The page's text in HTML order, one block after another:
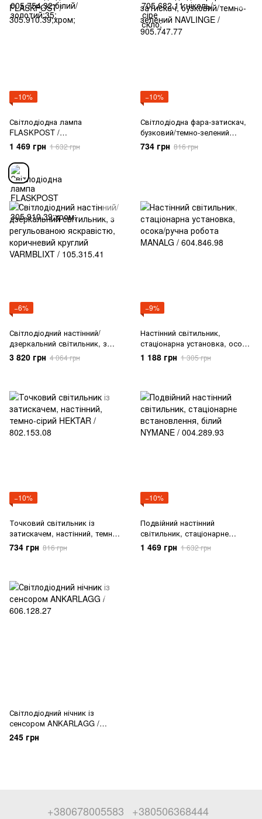
−10%
Світлодіодна лампа
FLASKPOST /
305.910.39;хром;
1 469 грн 1 632 грн
−10%
Світлодіодна фара-затискач,
бузковий/темно-зелений
NAVLINGE / 905.747.77
734 грн 816 грн
−6%
Світлодіодний настінний/
дзеркальний світильник, з
регульованою яскравістю,
коричневий круглий
3 820 грн 4 064 грн
−9%
Настінний світильник,
стаціонарна установка, осока/
ручна робота MANALG /
604.846.98
1 188 грн 1 305 грн
−10%
Точковий світильник із
затискачем, настінний, темно-
сірий HEKTAR / 802.153.08
734 грн 816 грн
−10%
Подвійний настінний
світильник, стаціонарне
встановлення, білий NYMANE
/ 004.289.93
1 469 грн 1 632 грн
Світлодіодний нічник із
сенсором ANKARLAGG /
606.128.27
245 грн
+380678005583 +380506368444